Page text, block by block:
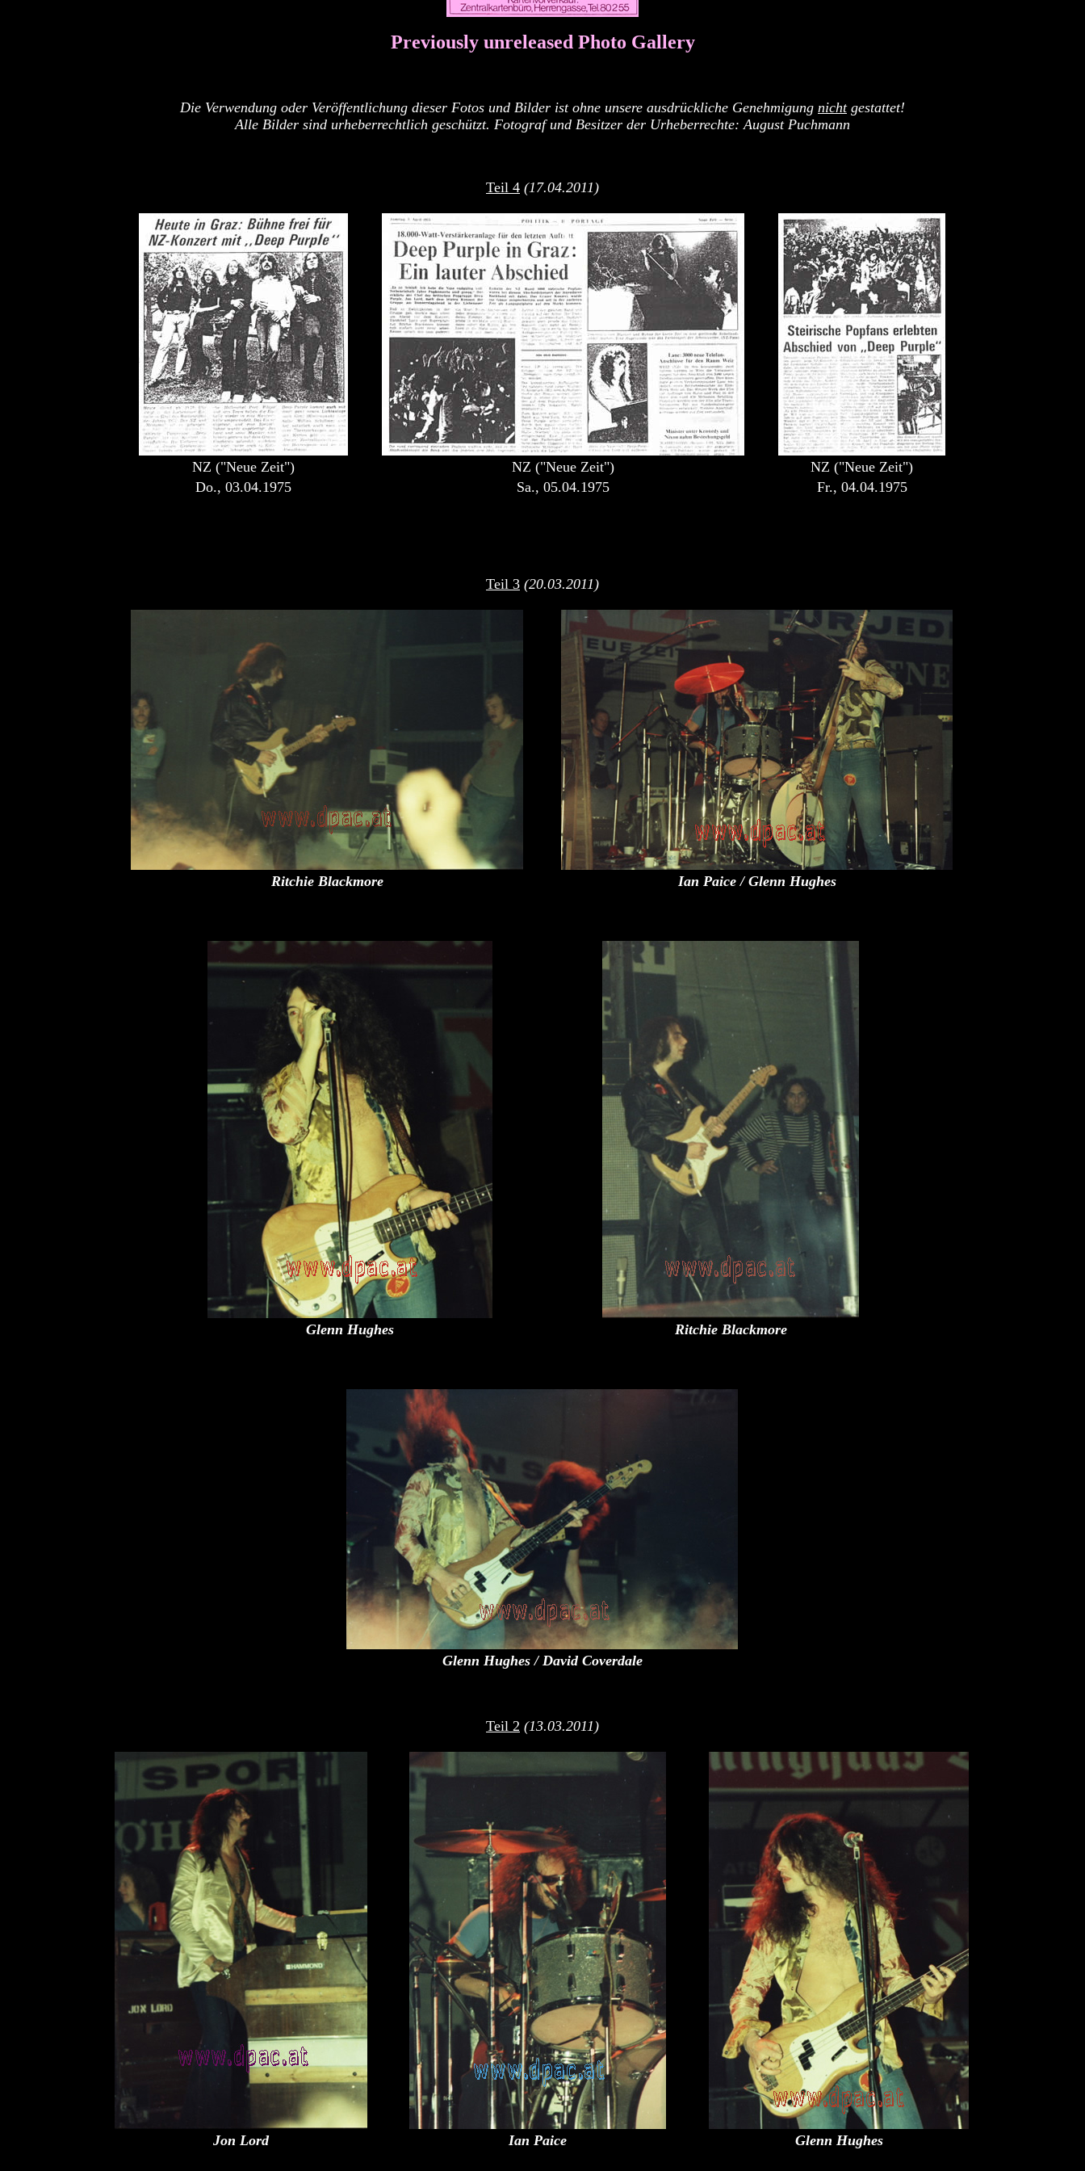
Previously unreleased Photo Gallery
Die Verwendung oder Veröffentlichung dieser Fotos und Bilder ist ohne unsere ausdrückliche Genehmigung nichtgestattet!
Alle Bilder sind urheberrechtlich geschützt. Fotograf und Besitzer der Urheberrechte: August Puchmann
Teil 4 (17.04.2011)
NZ ("Neue Zeit") NZ ("Neue Zeit")
NZ ("Neue Zeit")
Do., 03.04.1975
Sa., 05.04.1975 Fr., 04.04.1975
Teil 3 (20.03.2011)
Ritchie Blackmore Ian Paice / Glenn Hughes
Glenn Hughes Ritchie Blackmore
Glenn Hughes / David Coverdale
Teil 2 (13.03.2011)
Jon Lord Ian Paice Glenn Hughes